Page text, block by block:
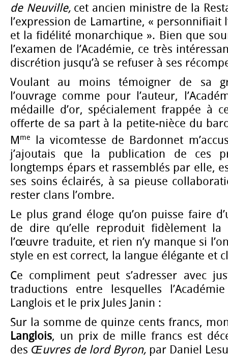
de Neuville, cet ancien ministre de la
l’expression de Lamartine, « personnifiait
et la fidélité monarchique ». Bien que
l’examen de l’Académie, ce très
discrétion jusqu’à se refuser à ses
Voulant au moins témoigner de sa
l’ouvrage comme pour l’auteur,
médaille d’or, spécialement frappée à
offerte de sa part à la petite-nièce du
Mme
la vicomtesse de Bardonnet
j’ajoutais que la publication de ces
longtemps épars et rassemblés par elle,
ses soins éclairés, à sa pieuse
rester clans l’ombre.
Le plus grand éloge qu’on puisse faire
de dire qu’elle reproduit fidèlement la
l’œuvre traduite, et rien n’y manque si
style en est correct, la langue élégante et
Ce compliment peut s’adresser avec
traductions entre lesquelles
Langlois et le prix Jules Janin :
Sur la somme de quinze cents francs,
Langlois, un prix de mille francs est
des Œuvres de lord Byron, par Daniel